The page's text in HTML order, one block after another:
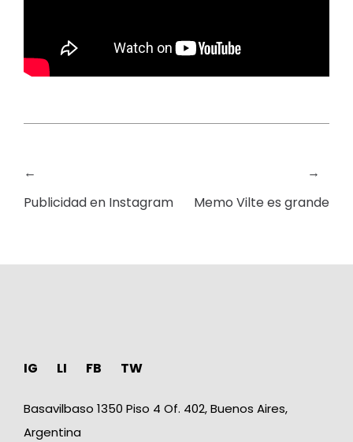
←
Publicidad en Instagram
→
Memo Vilte es grande
IG LI FB TW
Basavilbaso 1350 Piso 4 Of. 402, Buenos Aires,
Argentina